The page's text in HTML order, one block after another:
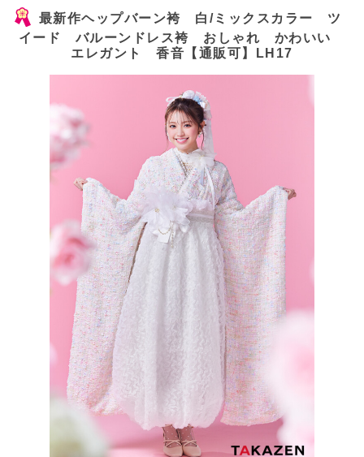
最新作ヘップバーン袴 白/ミックスカラー ツ
イード バルーンドレス袴 おしゃれ かわいい
エレガント 香音【通販可】LH17